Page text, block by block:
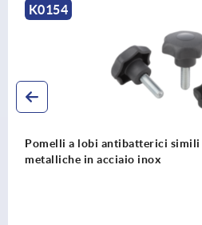
K1794
Pomelli a croce in plastica
boccola in acciaio sporgente